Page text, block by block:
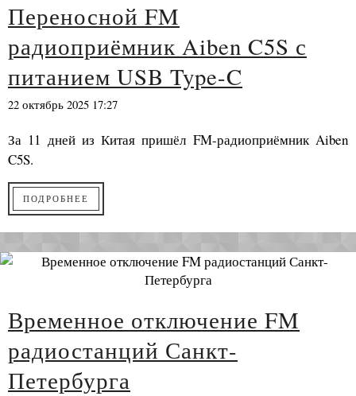
Переносной FM
радиоприёмник Aiben C5S с
питанием USB Type-C
22 октябрь 2025 17:27
За 11 дней из Китая пришёл FM-радиоприёмник Aiben
C5S.
ПОДРОБНЕЕ
Временное отключение FM
радиостанций Санкт-
Петербурга